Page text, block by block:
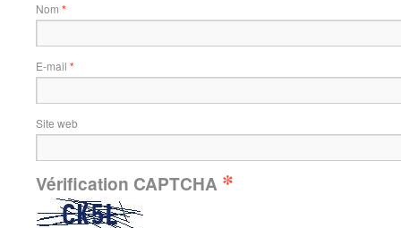
Nom *
E-mail *
Site web
Vérification CAPTCHA *